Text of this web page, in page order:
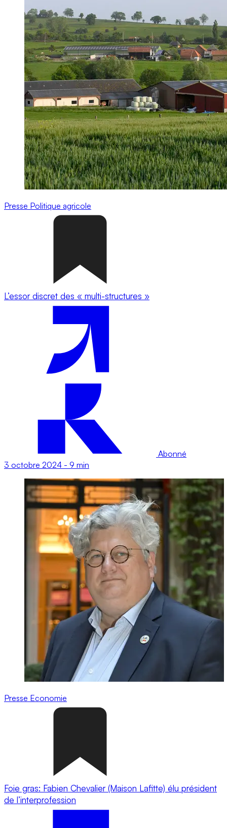
Presse Politique agricole
L’essor discret des « multi-structures »
Abonné
3 octobre 2024 - 9 min
Presse Economie
Foie gras: Fabien Chevalier (Maison Lafitte) élu président
de l’interprofession